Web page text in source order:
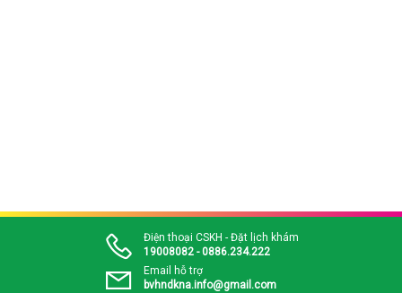
Điện thoại CSKH - Đặt lịch khám
19008082 - 0886.234.222
Email hỗ trợ
bvhndkna.info@gmail.com